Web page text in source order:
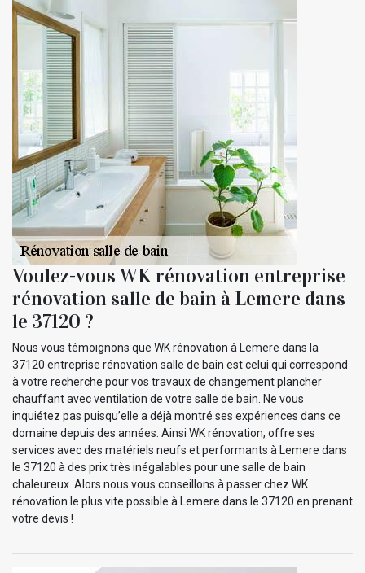
Voulez-vous WK rénovation entreprise
rénovation salle de bain à Lemere dans
le 37120 ?
Nous vous témoignons que WK rénovation à Lemere dans la
37120 entreprise rénovation salle de bain est celui qui correspond
à votre recherche pour vos travaux de changement plancher
chauffant avec ventilation de votre salle de bain. Ne vous
inquiétez pas puisqu’elle a déjà montré ses expériences dans ce
domaine depuis des années. Ainsi WK rénovation, offre ses
services avec des matériels neufs et performants à Lemere dans
le 37120 à des prix très inégalables pour une salle de bain
chaleureux. Alors nous vous conseillons à passer chez WK
rénovation le plus vite possible à Lemere dans le 37120 en prenant
votre devis !